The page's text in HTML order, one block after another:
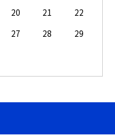
20 21
22
27 28
29